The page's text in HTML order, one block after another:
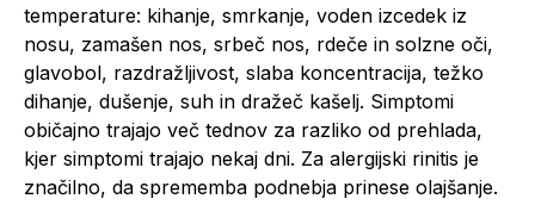
temperature: kihanje, smrkanje, voden izcedek iz
nosu, zamašen nos, srbeč nos, rdeče in solzne oči,
glavobol, razdražljivost, slaba koncentracija, težko
dihanje, dušenje, suh in dražeč kašelj. Simptomi
običajno trajajo več tednov za razliko od prehlada,
kjer simptomi trajajo nekaj dni. Za alergijski rinitis je
značilno, da sprememba podnebja prinese olajšanje.